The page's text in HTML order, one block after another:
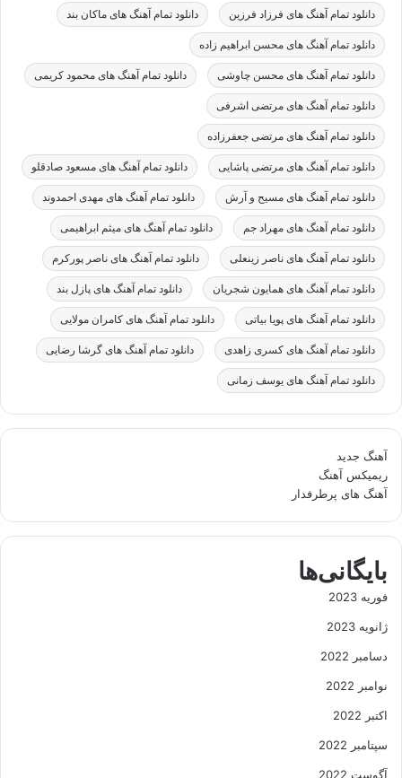
دانلود تمام آهنگ های فرزاد فرزین دانلود تمام آهنگ های ماکان بند
دانلود تمام آهنگ های محسن ابراهیم زاده
دانلود تمام آهنگ های محسن چاوشی دانلود تمام آهنگ های محمود کریمی
دانلود تمام آهنگ های مرتضی اشرفی
دانلود تمام آهنگ های مرتضی جعفرزاده
دانلود تمام آهنگ های مرتضی پاشایی دانلود تمام آهنگ های مسعود صادقلو
دانلود تمام آهنگ های مسیح و آرش دانلود تمام آهنگ های مهدی احمدوند
دانلود تمام آهنگ های مهراد جم دانلود تمام آهنگ های میثم ابراهیمی
دانلود تمام آهنگ های ناصر زینعلی دانلود تمام آهنگ های ناصر پورکرم
دانلود تمام آهنگ های همایون شجریان دانلود تمام آهنگ های پازل بند
دانلود تمام آهنگ های پویا بیاتی دانلود تمام آهنگ های کامران مولایی
دانلود تمام آهنگ های کسری زاهدی دانلود تمام آهنگ های گرشا رضایی
دانلود تمام آهنگ های یوسف زمانی
آهنگ جدید
ریمیکس آهنگ
آهنگ های پرطرفدار
بایگانی‌ها
فوریه 2023
ژانویه 2023
دسامبر 2022
نوامبر 2022
اکتبر 2022
سپتامبر 2022
آگوست 2022